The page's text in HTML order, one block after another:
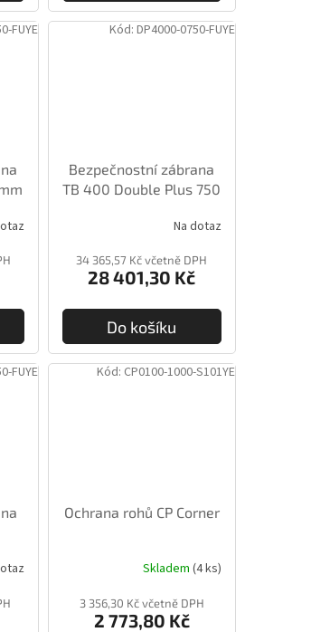
FUYE
Bezpečnostní zábrana
TB 400 Double Plus 750
Na dotaz
34 365,57 Kč včetně DPH
28 401,30 Kč
Do košíku
Kód: DP4000-0750-FUYE
FUYE
Ochrana rohů CP Corner
Skladem (4 ks)
3 356,30 Kč včetně DPH
2 773,80 Kč
Kód: CP0100-1000-S101YE